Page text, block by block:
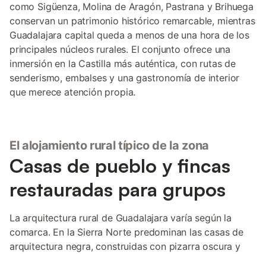
como Sigüenza, Molina de Aragón, Pastrana y Brihuega
conservan un patrimonio histórico remarcable, mientras
Guadalajara capital queda a menos de una hora de los
principales núcleos rurales. El conjunto ofrece una
inmersión en la Castilla más auténtica, con rutas de
senderismo, embalses y una gastronomía de interior
que merece atención propia.
El alojamiento rural típico de la zona
Casas de pueblo y fincas
restauradas para grupos
La arquitectura rural de Guadalajara varía según la
comarca. En la Sierra Norte predominan las casas de
arquitectura negra, construidas con pizarra oscura y